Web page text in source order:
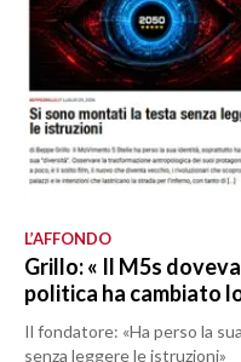
L’AFFONDO
Grillo: « Il M5s
politica ha cambiato
Il fondatore: «Ha perso la
senza leggere le istruzioni»